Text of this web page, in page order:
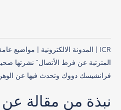
ICR المدونة الالكترونية مواضيع
فرانشيسك دووك وتحدث فيها عن
نبذة من مقالة عن